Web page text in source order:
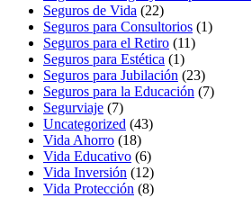
Seguros de Vida (22)
Seguros para Consultorios (1)
Seguros para el Retiro (11)
Seguros para Estética (1)
Seguros para Jubilación (23)
Seguros para la Educación (7)
Segurviaje (7)
Uncategorized (43)
Vida Ahorro (18)
Vida Educativo (6)
Vida Inversión (12)
Vida Protección (8)